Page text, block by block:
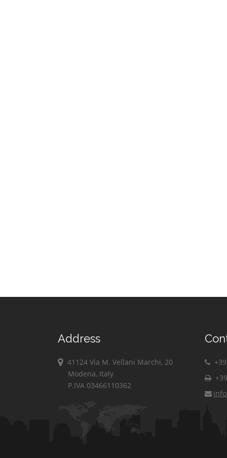
Address
41124 Via M. Vellani Marchi, 20
Modena, Italy
P.IVA 03466110362